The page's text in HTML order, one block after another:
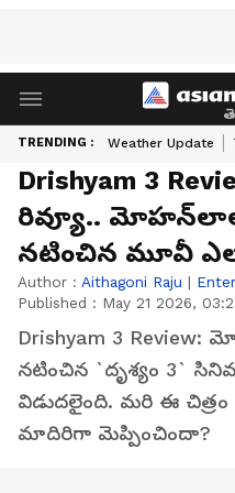
TRENDING : Weather Update
Drishyam 3
రివ్యూ..
నటించిన మూవీ
Author : Aithagoni Raju |
Published : May 21 2026,
Drishyam 3
నటించిన `దృశ్యం 3`
విడుదలైంది. మరి ఈ
మాదిరిగా మెప్పించిందా?